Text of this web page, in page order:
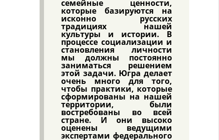
семейные ценности,
которые базируются на
исконно русских
традициях нашей
культуры и истории. В
процессе социализации и
становления личности
мы должны постоянно
заниматься решением
этой задачи. Югра делает
очень много для того,
чтобы практики, которые
сформированы на нашей
территории, были
востребованы во всей
стране. И они высоко
оценены ведущими
экспертами федерального